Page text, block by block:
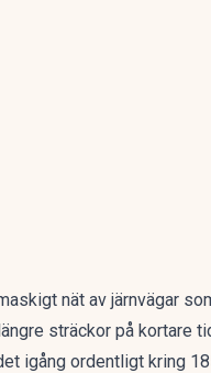
nät av järnvägar
sträckor på kortare
igång ordentligt kring